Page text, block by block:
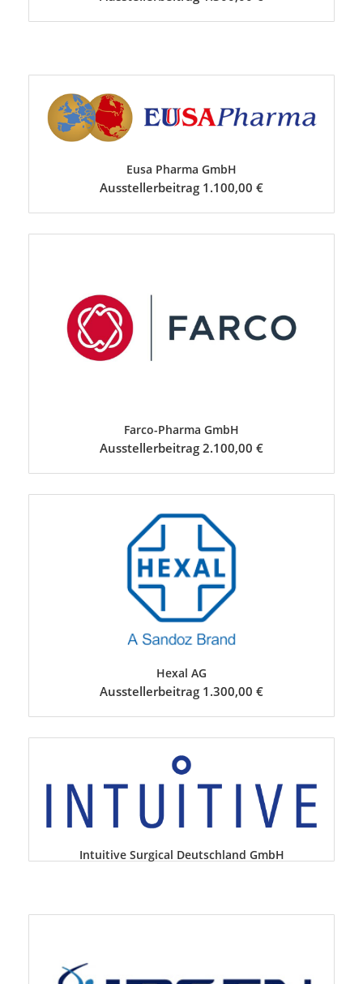
Eusa Pharma GmbH
Ausstellerbeitrag 1.100,00 €
Farco-Pharma GmbH
Ausstellerbeitrag 2.100,00 €
Hexal AG
Ausstellerbeitrag 1.300,00 €
Intuitive Surgical Deutschland GmbH